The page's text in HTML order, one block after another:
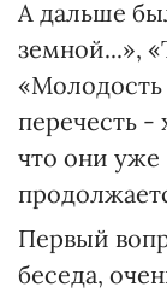
А дальше
земной...»,
перечесть -
что они уже
Первый
беседа,